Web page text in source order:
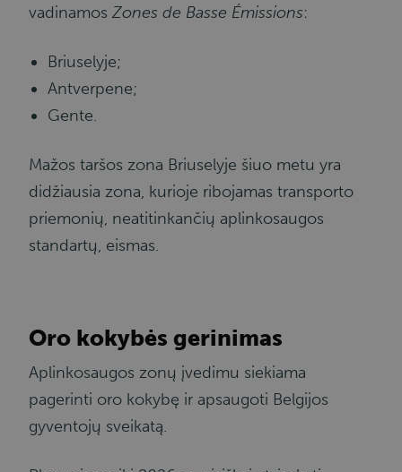
vadinamosZones de Basse Émissions:
Briuselyje;
Antverpene;
Gente.
Mažos taršos zona Briuselyje šiuo metu yra
didžiausia zona, kurioje ribojamas transporto
priemonių, neatitinkančių aplinkosaugos
standartų, eismas.
Oro kokybės gerinimas
Aplinkosaugos zonų įvedimu siekiama
pagerinti oro kokybę ir apsaugoti Belgijos
gyventojų sveikatą.